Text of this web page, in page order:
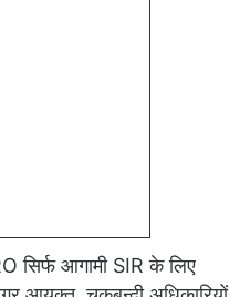
सिर्फ आगामी SIR के लिए